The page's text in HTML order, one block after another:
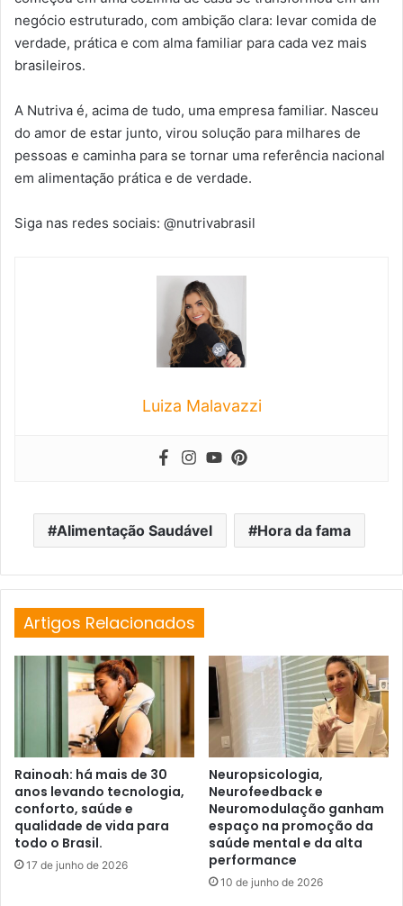
negócio estruturado, com ambição clara: levar comida de
verdade, prática e com alma familiar para cada vez mais
brasileiros.
A Nutriva é, acima de tudo, uma empresa familiar. Nasceu
do amor de estar junto, virou solução para milhares de
pessoas e caminha para se tornar uma referência nacional
em alimentação prática e de verdade.
Siga nas redes sociais: @nutrivabrasil
Luiza Malavazzi
Alimentação Saudável Hora da fama
Artigos Relacionados
Rainoah: há mais de 30
anos levando tecnologia,
conforto, saúde e
qualidade de vida para
todo o Brasil.
17 de junho de 2026
Neuropsicologia,
Neurofeedback e
Neuromodulação ganham
espaço na promoção da
saúde mental e da alta
performance
10 de junho de 2026